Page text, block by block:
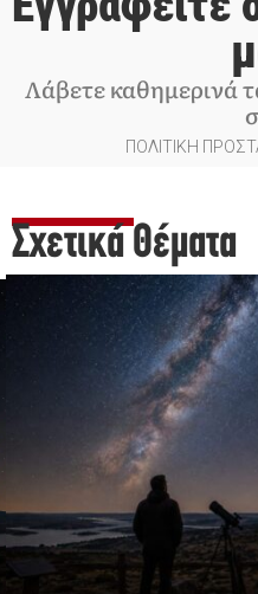
Λάβετε καθημερινά
ΠΟΛΙΤΙΚΗ
Σχετικά Θέματα